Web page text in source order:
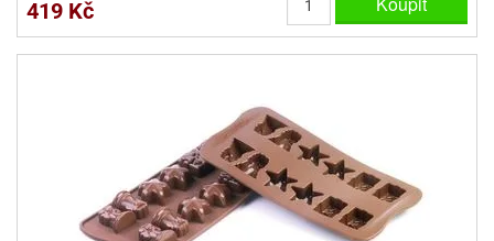
419 Kč